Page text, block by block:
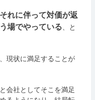
れに伴って対価が返
場でやっている、と
現状に満足することが
会社としてそこを満足